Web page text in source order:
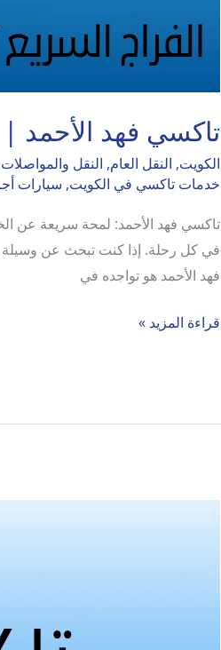
تاكسي فهد الأحمد
الكويت, النقل العام, النقل والمواصلات
خدمات تاكسي في الكويت, سيارات
تاكسي فهد الأحمد: لمحة سريعة عن
في كل رحلة. إذا كنت تبحث عن وسيلة
فهد الأحمد هو تواجده في
قراءة المزيد »